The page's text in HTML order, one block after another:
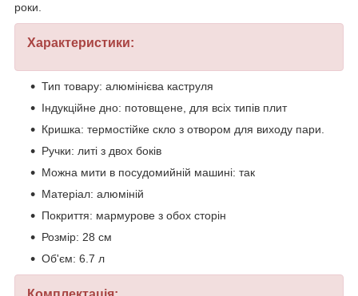
роки.
Характеристики:
Тип товару: алюмінієва каструля
Індукційне дно: потовщене, для всіх типів плит
Кришка: термостійке скло з отвором для виходу пари.
Ручки: литі з двох боків
Можна мити в посудомийній машині: так
Матеріал: алюміній
Покриття: мармурове з обох сторін
Розмір: 28 см
Об'єм: 6.7 л